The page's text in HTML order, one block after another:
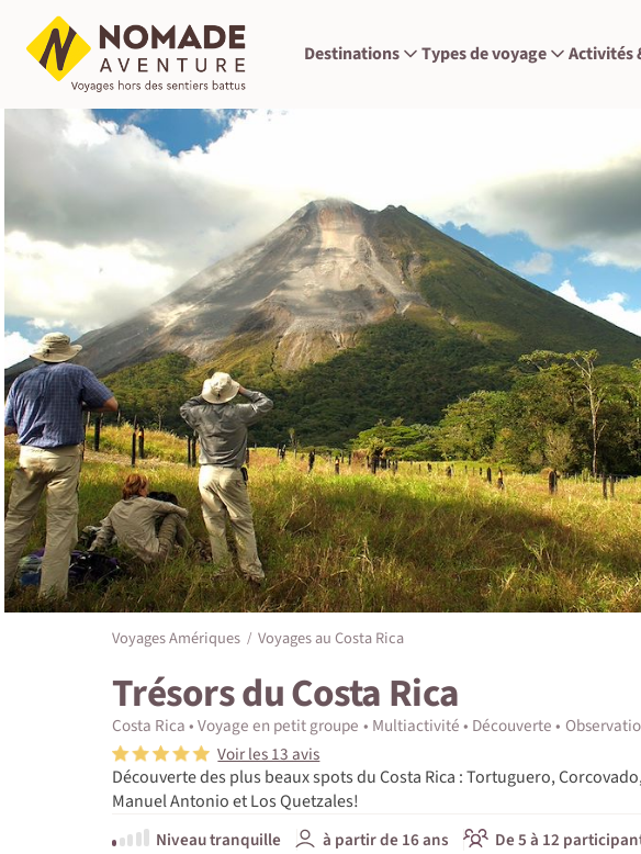
Destinations Types de voyage Activités
Voyages Amériques Voyages au Costa Rica
Trésors du Costa Rica
Costa Rica Voyage en petit groupe Multiactivité Découverte
Voir les 13 avis
Découverte des plus beaux spots du Costa Rica : Tortuguero,
Manuel Antonio et Los Quetzales!
Niveau tranquille
à partir de 16 ans De 5 à 12